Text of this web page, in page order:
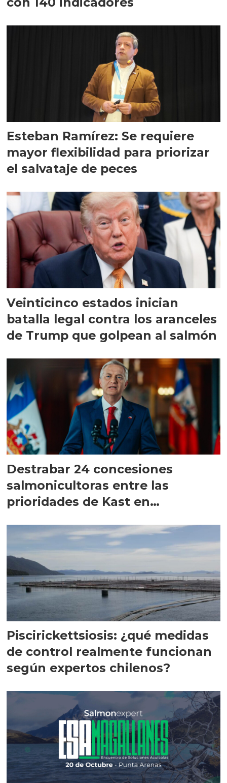
Esteban Ramírez: Se requiere
mayor flexibilidad para priorizar
el salvataje de peces
Veinticinco estados inician
batalla legal contra los aranceles
de Trump que golpean al salmón
Destrabar 24 concesiones
salmonicultoras entre las
prioridades de Kast en
Piscirickettsiosis: ¿qué medidas
de control realmente funcionan
según expertos chilenos?